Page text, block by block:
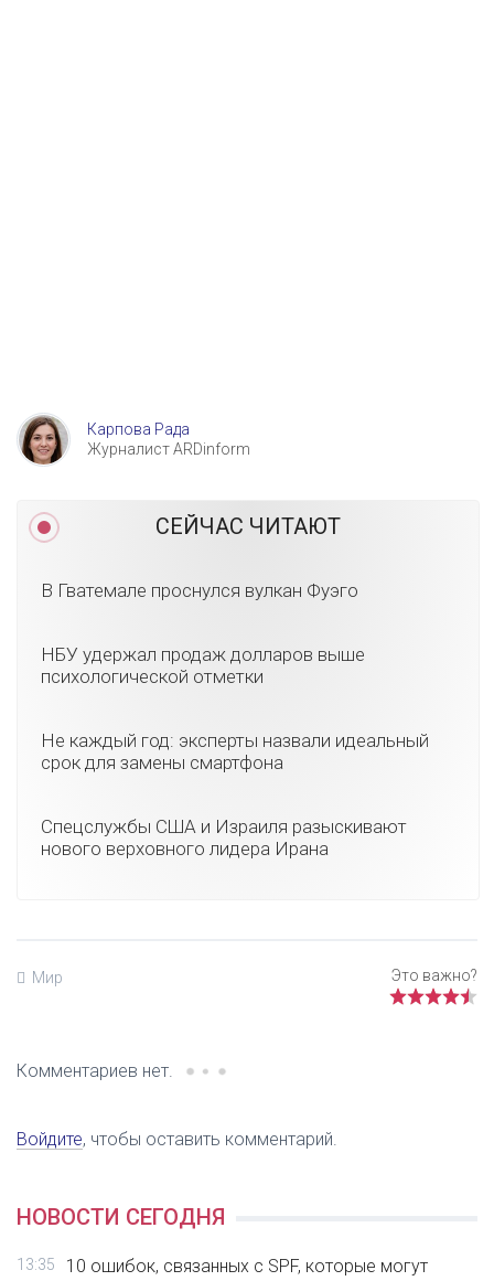
Карпова Рада
Журналист ARDinform
СЕЙЧАС ЧИТАЮТ
В Гватемале проснулся вулкан Фуэго
НБУ удержал продаж долларов выше
психологической отметки
Не каждый год: эксперты назвали идеальный
срок для замены смартфона
Спецслужбы США и Израиля разыскивают
нового верховного лидера Ирана
Мир
Комментариев нет.
Войдите, чтобы оставить комментарий.
НОВОСТИ СЕГОДНЯ
13:35
10 ошибок, связанных с SPF, которые могут